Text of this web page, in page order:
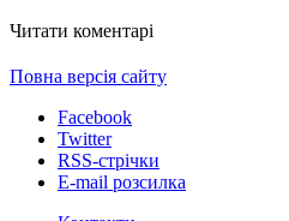
Читати коментарі
Повна версія сайту
Facebook
Twitter
RSS-стрічки
E-mail розсилка